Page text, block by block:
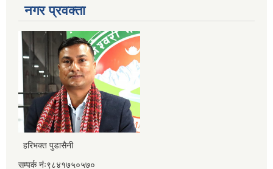
नगर प्रवक्ता
हरिभक्त पुडासैनी
सम्पर्क नंः९८४१७५०५७०